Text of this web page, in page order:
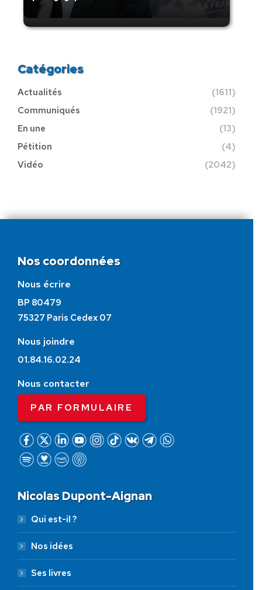
Catégories
Actualités
(1611)
Communiqués
(1921)
En une
(13)
Pétition
(4)
Vidéo
(2042)
Nos coordonnées
Nous écrire
BP 80479
75327 Paris Cedex 07
Nous joindre
01.84.16.02.24
Nous contacter
PAR FORMULAIRE
Nicolas Dupont-Aignan
Qui est-il ?
Nos idées
Ses livres